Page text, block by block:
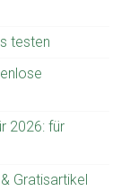
testen
2026: für
Gratisartikel